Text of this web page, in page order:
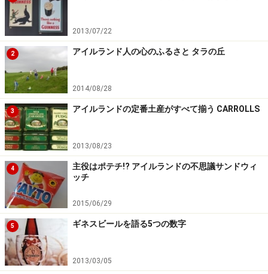
2013/07/22
2 アイルランド人の心のふるさと タラの丘
2014/08/28
3 アイルランドの定番土産がすべて揃う CARROLLS
2013/08/23
4
主役はポテチ!? アイルランドの不思議サンドウィ
ッチ
2015/06/29
5 ギネスビールを語る5つの数字
2013/03/05